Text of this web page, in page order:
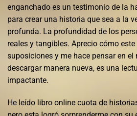
enganchado es un testimonio de la
para crear una historia que sea a la
profunda. La profundidad de los
reales y tangibles. Aprecio cómo
suposiciones y me hace pensar en
descargar manera nueva, es una
impactante.
He leído libro online​ cuota de